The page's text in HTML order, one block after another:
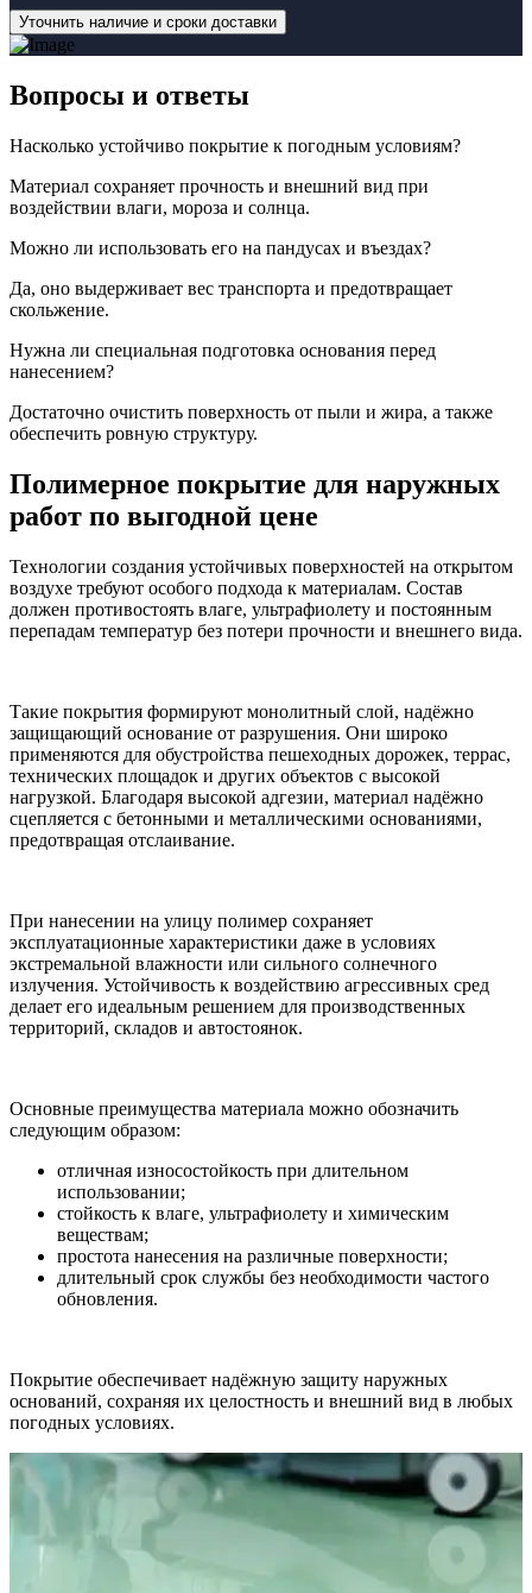
Уточнить наличие и сроки доставки
Вопросы и ответы
Насколько устойчиво покрытие к погодным условиям?
Материал сохраняет прочность и внешний вид при
воздействии влаги, мороза и солнца.
Можно ли использовать его на пандусах и въездах?
Да, оно выдерживает вес транспорта и предотвращает
скольжение.
Нужна ли специальная подготовка основания перед
нанесением?
Достаточно очистить поверхность от пыли и жира, а также
обеспечить ровную структуру.
Полимерное покрытие для наружных
работ по выгодной цене
Технологии создания устойчивых поверхностей на открытом
воздухе требуют особого подхода к материалам. Состав
должен противостоять влаге, ультрафиолету и постоянным
перепадам температур без потери прочности и внешнего вида.
Такие покрытия формируют монолитный слой, надёжно
защищающий основание от разрушения. Они широко
применяются для обустройства пешеходных дорожек, террас,
технических площадок и других объектов с высокой
нагрузкой. Благодаря высокой адгезии, материал надёжно
сцепляется с бетонными и металлическими основаниями,
предотвращая отслаивание.
При нанесении на улицу полимер сохраняет
эксплуатационные характеристики даже в условиях
экстремальной влажности или сильного солнечного
излучения. Устойчивость к воздействию агрессивных сред
делает его идеальным решением для производственных
территорий, складов и автостоянок.
Основные преимущества материала можно обозначить
следующим образом:
отличная износостойкость при длительном
использовании;
стойкость к влаге, ультрафиолету и химическим
веществам;
простота нанесения на различные поверхности;
длительный срок службы без необходимости частого
обновления.
Покрытие обеспечивает надёжную защиту наружных
оснований, сохраняя их целостность и внешний вид в любых
погодных условиях.